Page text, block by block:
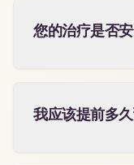
您的治疗是否
我应该提前多